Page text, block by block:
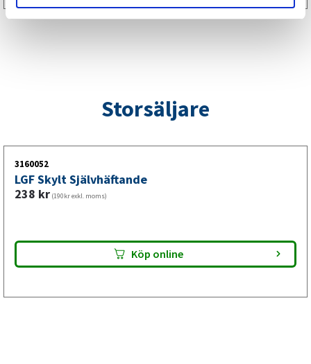
Storsäljare
3160052
LGF Skylt Självhäftande
238 kr (190kr exkl. moms)
Köp online